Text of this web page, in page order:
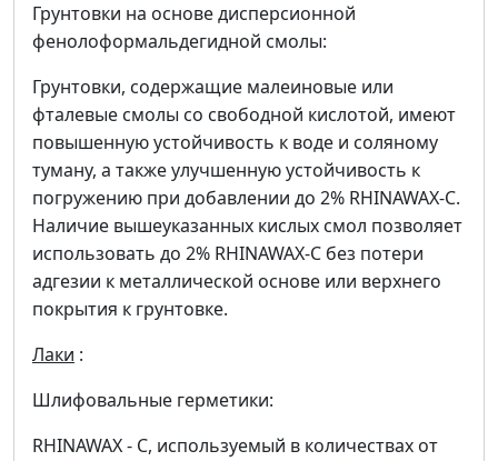
Грунтовки на основе дисперсионной
фенолоформальдегидной смолы:
Грунтовки, содержащие малеиновые или
фталевые смолы со свободной кислотой, имеют
повышенную устойчивость к воде и соляному
туману, а также улучшенную устойчивость к
погружению при добавлении до 2% RHINAWAX-C.
Наличие вышеуказанных кислых смол позволяет
использовать до 2% RHINAWAX-C без потери
адгезии к металлической основе или верхнего
покрытия к грунтовке.
Лаки :
Шлифовальные герметики:
RHINAWAX - C, используемый в количествах от